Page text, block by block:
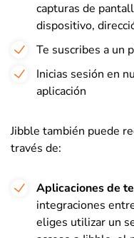
capturas de
dispositivo,
Te suscribes a un
Inicias sesión en
aplicación
Jibble también puede
través de:
Aplicaciones de
integraciones
eliges utilizar un